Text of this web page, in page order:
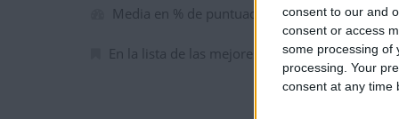
consent to our and
consent or access
some processing of
processing. Your
consent at any time
Media en % de puntuación max. :81.43%
En la lista de las mejores partidas :0